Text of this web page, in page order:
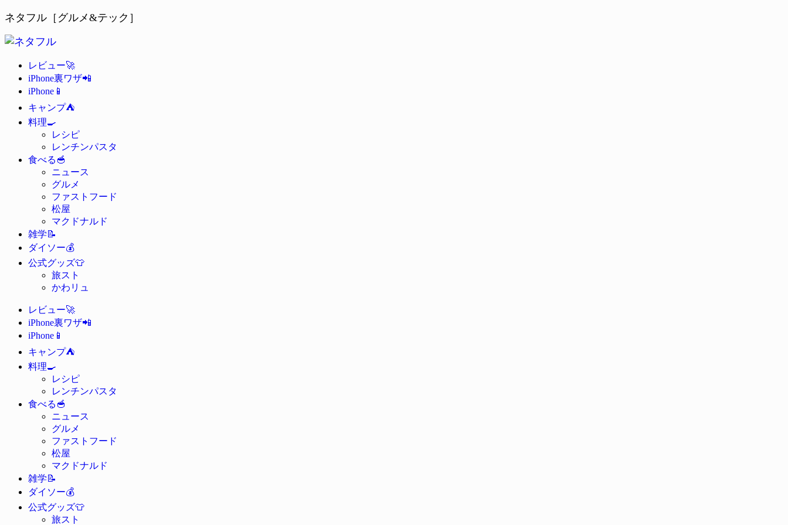
ネタフル［グルメ&テック］
レビュー🚀
iPhone裏ワザ📲
iPhone 📱
キャンプ⛺
料理🍳
レシピ
レンチンパスタ
食べる 🥣
ニュース
グルメ
ファストフード
松屋
マクドナルド
雑学📝
ダイソー💰
公式グッズ👕
旅スト
かわリュ
レビュー🚀
iPhone裏ワザ📲
iPhone 📱
キャンプ⛺
料理🍳
レシピ
レンチンパスタ
食べる 🥣
ニュース
グルメ
ファストフード
松屋
マクドナルド
雑学📝
ダイソー💰
公式グッズ👕
旅スト